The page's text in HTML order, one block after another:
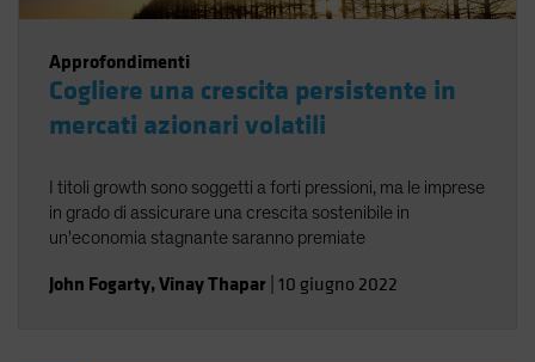
Approfondimenti
Cogliere una crescita persistente in
mercati azionari volatili
I titoli growth sono soggetti a forti pressioni, ma le imprese
in grado di assicurare una crescita sostenibile in
un'economia stagnante saranno premiate
John Fogarty,Vinay Thapar 10 giugno 2022